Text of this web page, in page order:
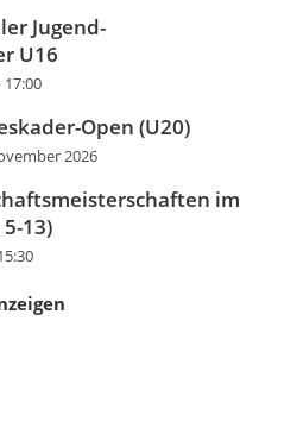
Jugend-
U16
17:00
Open (U20)
2026
im
13)